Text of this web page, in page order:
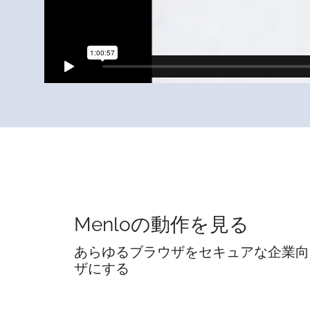
Menloの動作を見る
あらゆるブラウザをセキュアな企業
ザにする